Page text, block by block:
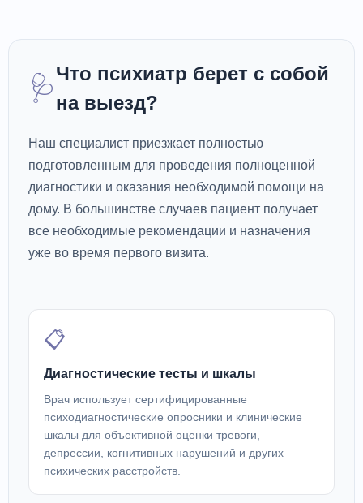
🩺Что психиатр берет с собой
на выезд?
Наш специалист приезжает полностью
подготовленным для проведения полноценной
диагностики и оказания необходимой помощи на
дому. В большинстве случаев пациент получает
все необходимые рекомендации и назначения
уже во время первого визита.
📋
Диагностические тесты и шкалы
Врач использует сертифицированные
психодиагностические опросники и клинические
шкалы для объективной оценки тревоги,
депрессии, когнитивных нарушений и других
психических расстройств.